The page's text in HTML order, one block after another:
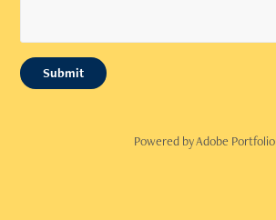
Submit
Powered byAdobe Portfolio